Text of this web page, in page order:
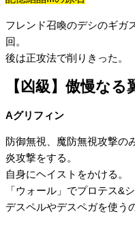
フレンド召喚のデシのギガ
回。
後は正攻法で削りきった。
【凶級】傲慢なる
Aグリフィン
防御無視、魔防無視攻撃の
炎攻撃をする。
自身にヘイストをかける。
「ウォール」でプロテス&
デスペルやデスペガを使う